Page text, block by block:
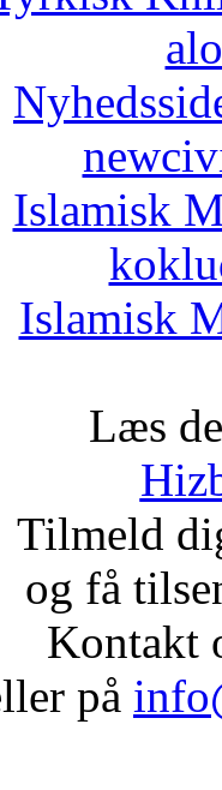
Islamisk
Islamisk
Læs
Tilmeld
og få
Kontakt
på